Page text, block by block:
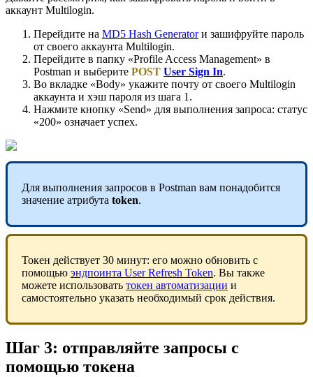
аккаунт Multilogin.
Перейдите на MD5 Hash Generatorи зашифруйте пароль
от своего аккаунта Multilogin.
Перейдите в папку «Profile Access Management» в
Postman и выберите POST User Sign In.
Во вкладке «Body» укажите почту от своего Multilogin
аккаунта и хэш пароля из шага 1.
Нажмите кнопку «Send» для выполнения запроса: статус
«200» означает успех.
Для выполнения запросов в Postman вам понадобится
значение атрибута token.
Токен действует 30 минут: его можно обновить с
помощью эндпоинта User Refresh Token. Вы также
можете использовать токен автоматизации и
самостоятельно указать необходимый срок действия.
Шаг 3: отправляйте запросы с
помощью токена